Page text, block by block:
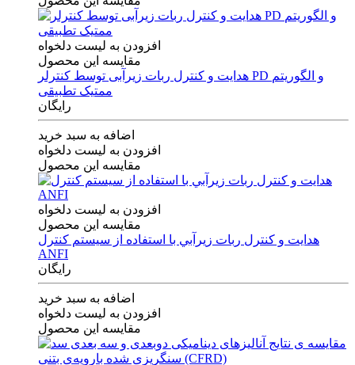
افزودن به لیست دلخواه
مقایسه این محصول
هدایت و کنترل ربات زیرآبی توسط کنترلر PD و الگوریتم
ممتیک تطبیقی
رایگان
اضافه به سبد خرید
افزودن به لیست دلخواه
مقایسه این محصول
افزودن به لیست دلخواه
مقایسه این محصول
هدايت و كنترل ربات زيرآبي با استفاده از سيستم كنترل
ANFI
رایگان
اضافه به سبد خرید
افزودن به لیست دلخواه
مقایسه این محصول